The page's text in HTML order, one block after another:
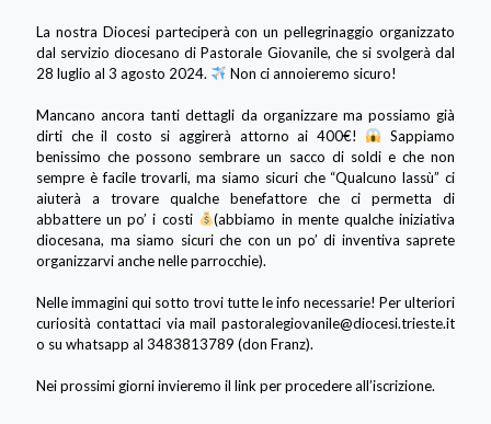
La nostra Diocesi parteciperà con un pellegrinaggio organizzato
dal servizio diocesano di Pastorale Giovanile, che si svolgerà dal
28 luglio al 3 agosto 2024.
Non ci annoieremo sicuro!
Mancano ancora tanti dettagli da organizzare ma possiamo già
dirti che il costo si aggirerà attorno ai 400€!
Sappiamo
benissimo che possono sembrare un sacco di soldi e che non
sempre è facile trovarli, ma siamo sicuri che “Qualcuno lassù” ci
aiuterà a trovare qualche benefattore che ci permetta di
abbattere un po’ i costi
(abbiamo in mente qualche iniziativa
diocesana, ma siamo sicuri che con un po’ di inventiva saprete
organizzarvi anche nelle parrocchie).
Nelle immagini qui sotto trovi tutte le info necessarie! Per ulteriori
curiosità contattaci via mail pastoralegiovanile@diocesi.trieste.it
o su whatsapp al 3483813789 (don Franz).
Nei prossimi giorni invieremo il link per procedere all’iscrizione.